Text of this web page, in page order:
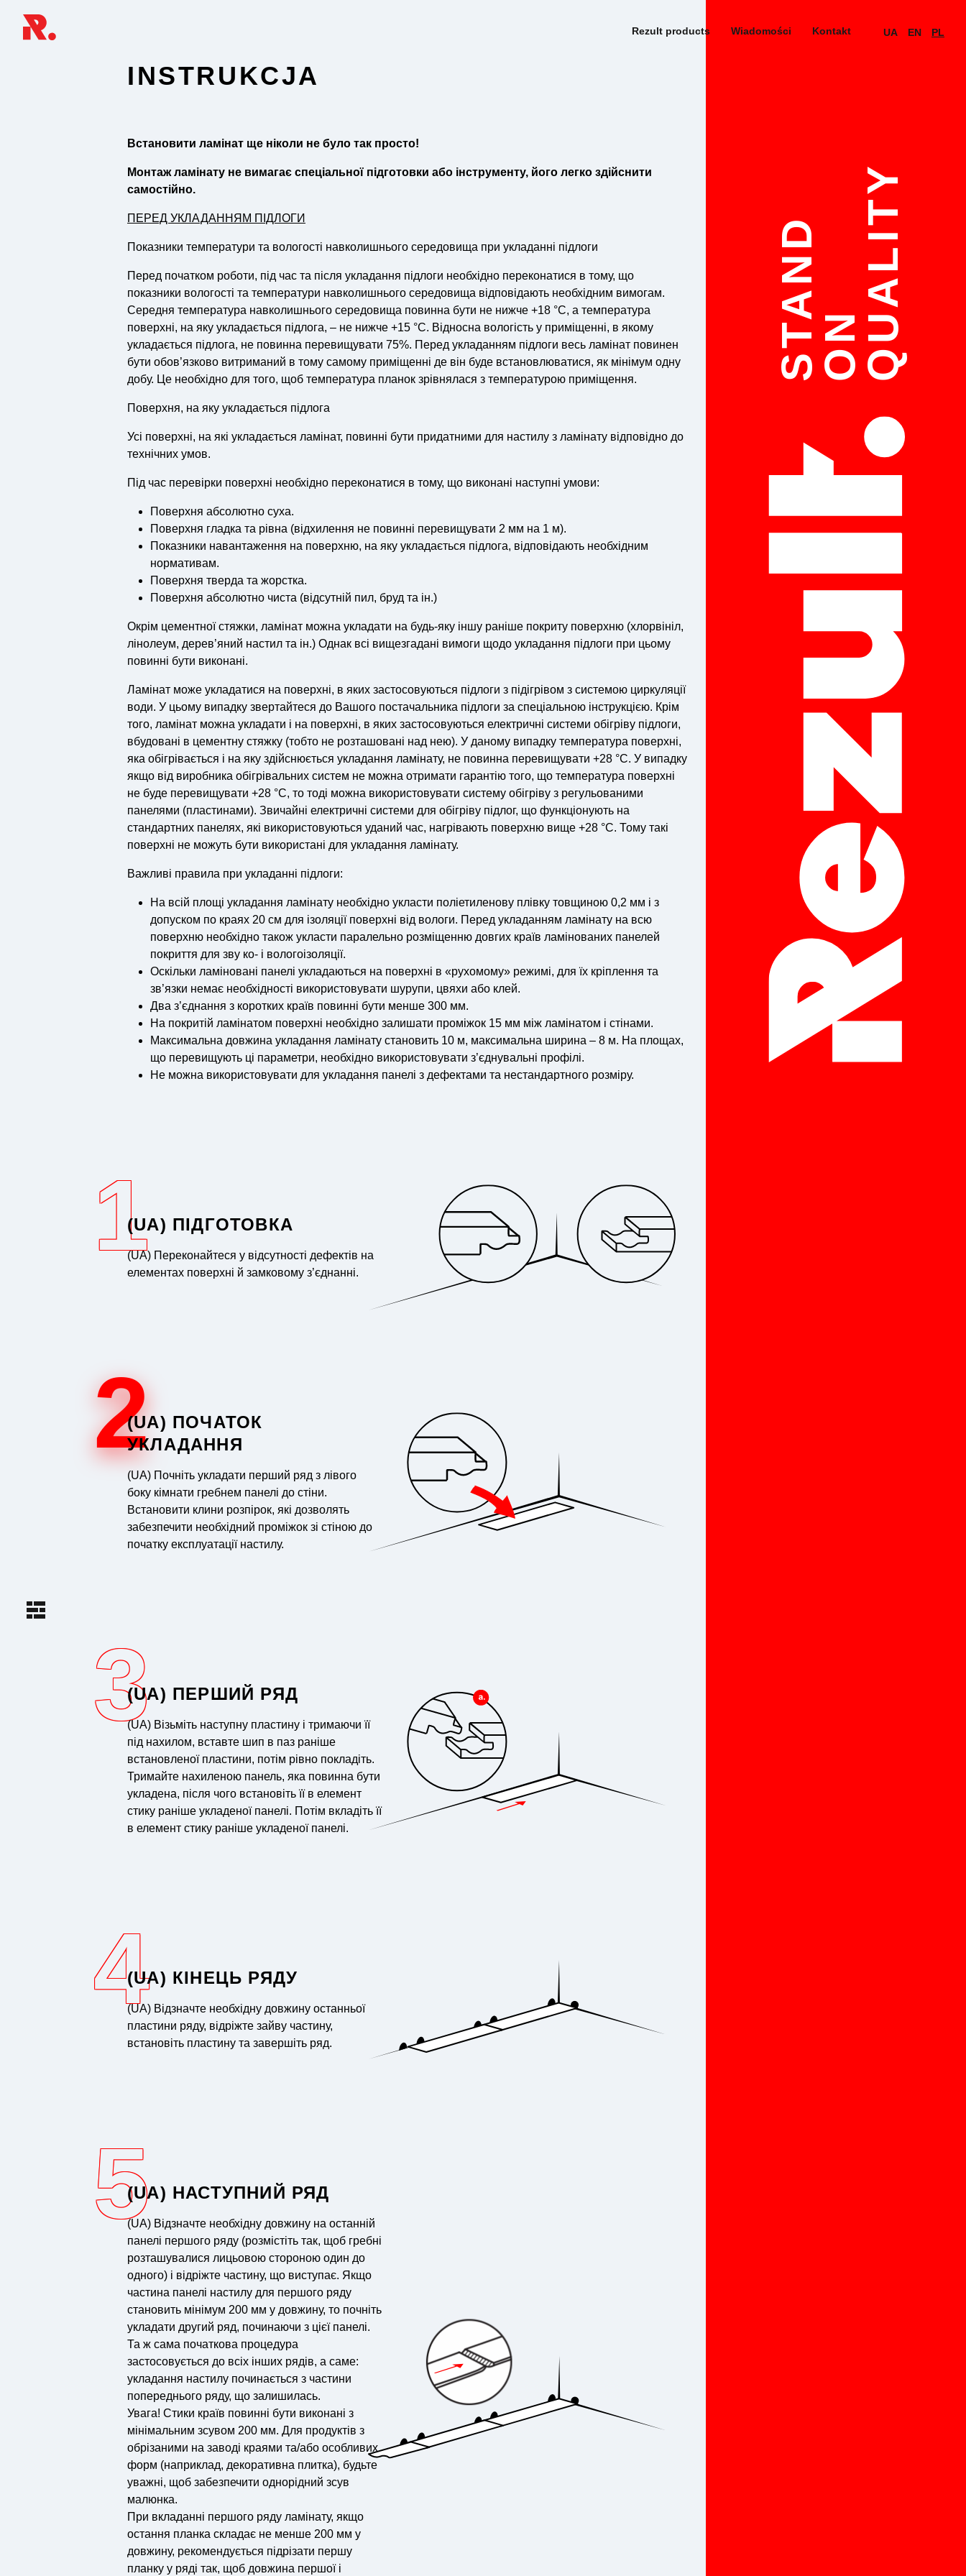
Rezult products Wiadomości Kontakt UA EN PL
STANDONQUALITY
INSTRUKCJA
Встановити ламінат ще ніколи не було так просто!
Монтаж ламінату не вимагає спеціальної підготовки або інструменту, його легко здійснити
самостійно.
ПЕРЕД УКЛАДАННЯМ ПІДЛОГИ
Показники температури та вологості навколишнього середовища при укладанні підлоги
Перед початком роботи, під час та після укладання підлоги необхідно переконатися в тому, що
показники вологості та температури навколишнього середовища відповідають необхідним вимогам.
Середня температура навколишнього середовища повинна бути не нижче +18 °С, а температура
поверхні, на яку укладається підлога, – не нижче +15 °С. Відносна вологість у приміщенні, в якому
укладається підлога, не повинна перевищувати 75%. Перед укладанням підлоги весь ламінат повинен
бути обов’язково витриманий в тому самому приміщенні де він буде встановлюватися, як мінімум одну
добу. Це необхідно для того, щоб температура планок зрівнялася з температурою приміщення.
Поверхня, на яку укладається підлога
Усі поверхні, на які укладається ламінат, повинні бути придатними для настилу з ламінату відповідно до
технічних умов.
Під час перевірки поверхні необхідно переконатися в тому, що виконані наступні умови:
Поверхня абсолютно суха.
Поверхня гладка та рівна (відхилення не повинні перевищувати 2 мм на 1 м).
Показники навантаження на поверхню, на яку укладається підлога, відповідають необхідним
нормативам.
Поверхня тверда та жорстка.
Поверхня абсолютно чиста (відсутній пил, бруд та ін.)
Окрім цементної стяжки, ламінат можна укладати на будь-яку іншу раніше покриту поверхню (хлорвініл,
лінолеум, дерев’яний настил та ін.) Однак всі вищезгадані вимоги щодо укладання підлоги при цьому
повинні бути виконані.
Ламінат може укладатися на поверхні, в яких застосовуються підлоги з підігрівом з системою циркуляції
води. У цьому випадку звертайтеся до Вашого постачальника підлоги за спеціальною інструкцією. Крім
того, ламінат можна укладати і на поверхні, в яких застосовуються електричні системи обігріву підлоги,
вбудовані в цементну стяжку (тобто не розташовані над нею). У даному випадку температура поверхні,
яка обігрівається і на яку здійснюється укладання ламінату, не повинна перевищувати +28 °С. У випадку
якщо від виробника обігрівальних систем не можна отримати гарантію того, що температура поверхні
не буде перевищувати +28 °С, то тоді можна використовувати систему обігріву з регульованими
панелями (пластинами). Звичайні електричні системи для обігріву підлог, що функціонують на
стандартних панелях, які використовуються уданий час, нагрівають поверхню вище +28 °С. Тому такі
поверхні не можуть бути використані для укладання ламінату.
Важливі правила при укладанні підлоги:
На всій площі укладання ламінату необхідно укласти поліетиленову плівку товщиною 0,2 мм і з
допуском по краях 20 см для ізоляції поверхні від вологи. Перед укладанням ламінату на всю
поверхню необхідно також укласти паралельно розміщенню довгих країв ламінованих панелей
покриття для зву ко- і вологоізоляції.
Оскільки ламіновані панелі укладаються на поверхні в «рухомому» режимі, для їх кріплення та
зв’язки немає необхідності використовувати шурупи, цвяхи або клей.
Два з’єднання з коротких країв повинні бути менше 300 мм.
На покритій ламінатом поверхні необхідно залишати проміжок 15 мм між ламінатом і стінами.
Максимальна довжина укладання ламінату становить 10 м, максимальна ширина – 8 м. На площах,
що перевищують ці параметри, необхідно використовувати з’єднувальні профілі.
Не можна використовувати для укладання панелі з дефектами та нестандартного розміру.
1(UA) ПІДГОТОВКА
(UA) Переконайтеся у відсутності дефектів на
елементах поверхні й замковому з’єднанні.
2(UA) ПОЧАТОК
УКЛАДАННЯ
(UA) Почніть укладати перший ряд з лівого
боку кімнати гребнем панелі до стіни.
Встановити клини розпірок, які дозволять
забезпечити необхідний проміжок зі стіною до
початку експлуатації настилу.
3(UA) ПЕРШИЙ РЯД
(UA) Візьміть наступну пластину і тримаючи її
під нахилом, вставте шип в паз раніше
встановленої пластини, потім рівно покладіть.
Тримайте нахиленою панель, яка повинна бути
укладена, після чого встановіть її в елемент
стику раніше укладеної панелі. Потім вкладіть її
в елемент стику раніше укладеної панелі.
4(UA) КІНЕЦЬ РЯДУ
(UA) Відзначте необхідну довжину останньої
пластини ряду, відріжте зайву частину,
встановіть пластину та завершіть ряд.
5(UA) НАСТУПНИЙ РЯД
(UA) Відзначте необхідну довжину на останній
панелі першого ряду (розмістіть так, щоб гребні
розташувалися лицьовою стороною один до
одного) і відріжте частину, що виступає. Якщо
частина панелі настилу для першого ряду
становить мінімум 200 мм у довжину, то почніть
укладати другий ряд, починаючи з цієї панелі.
Та ж сама початкова процедура
застосовується до всіх інших рядів, а саме:
укладання настилу починається з частини
попереднього ряду, що залишилась.
Увага! Стики країв повинні бути виконані з
мінімальним зсувом 200 мм. Для продуктів з
обрізаними на заводі краями та/або особливих
форм (наприклад, декоративна плитка), будьте
уважні, щоб забезпечити однорідний зсув
малюнка.
При вкладанні першого ряду ламінату, якщо
остання планка складає не менше 200 мм у
довжину, рекомендується підрізати першу
планку у ряді так, щоб довжина першої і